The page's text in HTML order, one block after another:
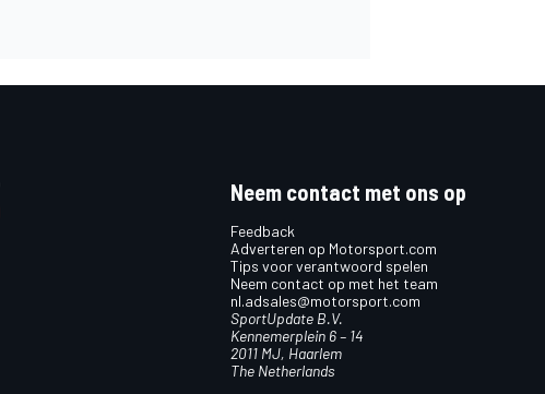
Neem contact met ons op
Feedback
Adverteren op Motorsport.com
Tips voor verantwoord spelen
Neem contact op met het team
nl.adsales@motorsport.com
SportUpdate B.V.
Kennemerplein 6 – 14
2011 MJ, Haarlem
The Netherlands